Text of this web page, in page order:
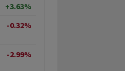
+3.63%
-0.32%
-2.99%